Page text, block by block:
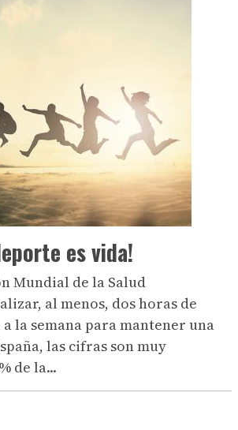
es vida!
Mundial de la Salud
al menos, dos horas de
la semana para mantener una
las cifras son muy
de la...